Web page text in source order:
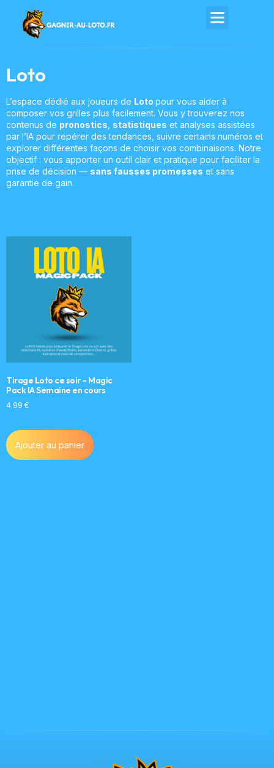
Loto
L’espace dédié aux joueurs de Loto pour vous aider à
composer vos grilles plus facilement. Vous y trouverez nos
contenus de pronostics statistiques et analyses assistées
par l’IA pour repérer des tendances, suivre certains numéros et
explorer différentes façons de choisir vos combinaisons. Notre
objectif : vous apporter un outil clair et pratique pour faciliter la
prise de décision — sans fausses promesses et sans
garantie de gain.
Tirage Loto ce soir – Magic
Pack IA Semaine en cours
4,99 €
Ajouter au panier